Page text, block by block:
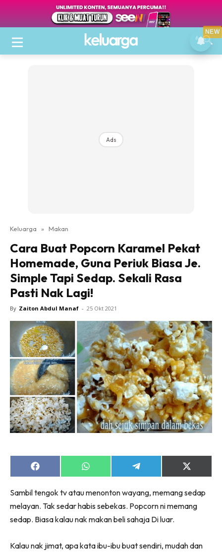
Ads
Keluarga » Makan
Cara Buat Popcorn Karamel Pekat
Homemade, Guna Periuk Biasa Je.
Simple Tapi Sedap. Sekali Rasa
Pasti Nak Lagi!
By Zaiton Abdul Manaf - 25 Okt 2021
Share
on
Share
on
Share
on
Share
on
(Twitter)
Sambil tengok tv atau menonton wayang, memang sedap
melayan. Tak sedar habis sebekas. Popcorn ni memang
sedap. Biasa kalau nak makan beli sahaja Di luar.
Kalau nak jimat, apa kata ibu-ibu buat sendiri, mudah dan
NEW